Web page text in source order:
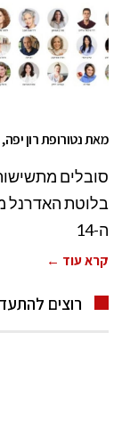
מאת נטורופת רון יפה,
סובלים
בלוטת האדרנל
ה-14
קרא עוד ←
רוצים